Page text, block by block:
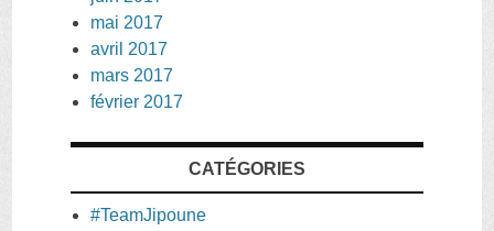
mai 2017
avril 2017
mars 2017
février 2017
CATÉGORIES
#TeamJipoune